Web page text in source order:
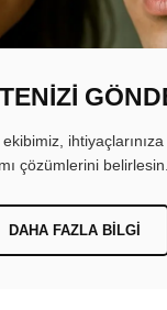
çözümlerini belirlesin.
DAHA FAZLA BILGI